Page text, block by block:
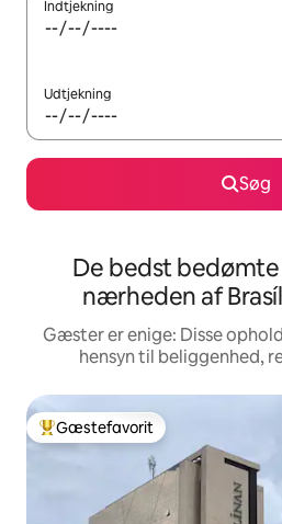
Indtjekning
Udtjekning
Søg
De bedst
nærheden af
Gæster er enige: Disse
hensyn til beliggenhed,
Bedste gæstefavorit
Gæstefavorit